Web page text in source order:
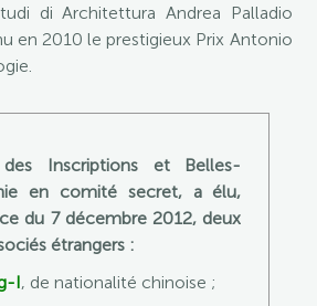
di Architettura Andrea Palladio
en 2010 le prestigieux Prix Antonio
des Inscriptions et Belles-
en comité secret, a élu,
du 7 décembre 2012, deux
étrangers :
I, de nationalité chinoise ;